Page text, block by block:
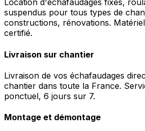
Location d'échafaudages fixes,
suspendus pour tous types de
constructions, rénovations.
certifié.
Livraison sur chantier
Livraison de vos échafaudages
chantier dans toute la France.
ponctuel, 6 jours sur 7.
Montage et démontage